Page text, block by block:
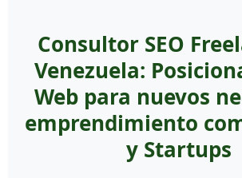
Consultor SEO
Venezuela:
Web para nuevos
emprendimiento
y Startups